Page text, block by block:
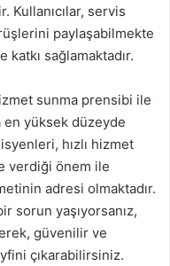
Kullanıcılar, servis
paylaşabilmekte
sağlamaktadır.
sunma prensibi ile
en yüksek düzeyde
hızlı hizmet
verdiği önem ile
adresi olmaktadır.
sorun yaşıyorsanız,
güvenilir ve
çıkarabilirsiniz.